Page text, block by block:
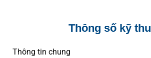
Thông số kỹ
Thông tin chung